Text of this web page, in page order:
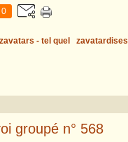
0
- tel quel
zavatardises
groupé n° 568